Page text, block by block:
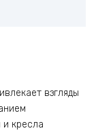
взгляды
и кресла